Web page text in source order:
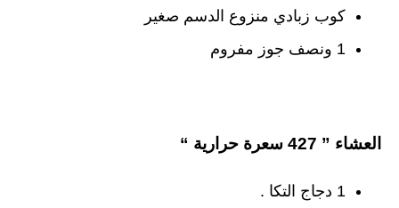
كوب زبادي منزوع الدسم صغير
1 ونصف جوز مفروم
العشاء ” 427 سعرة حرارية “
1 دجاج التكا .